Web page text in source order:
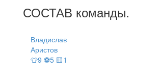
СОСТАВ команды.
Владислав
Аристов
👕9 ⚽5 🟨1